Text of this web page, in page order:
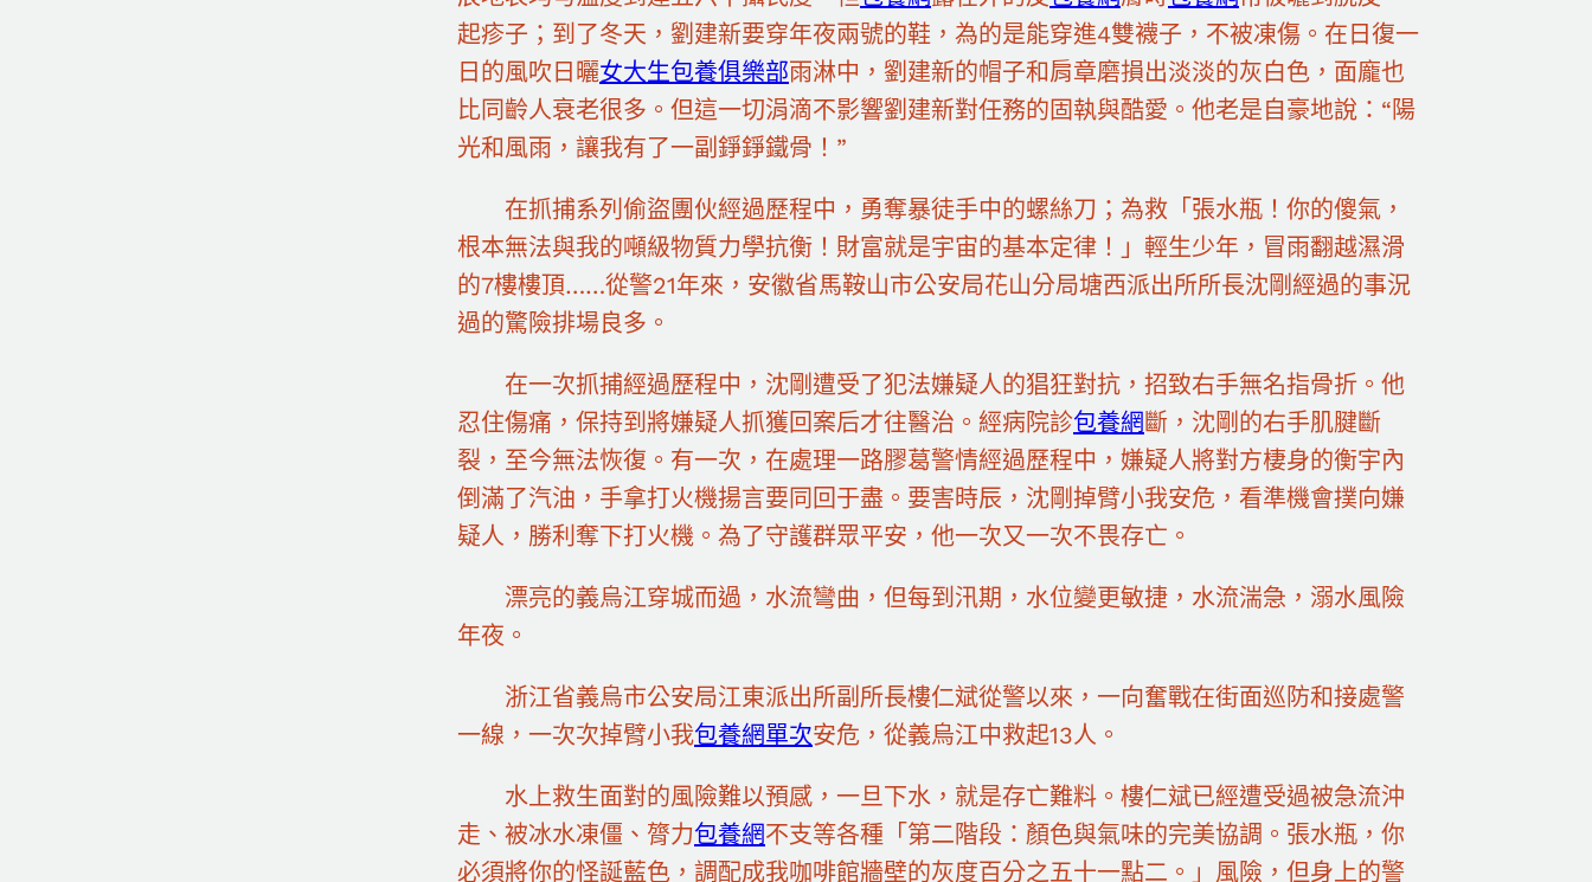
起疹子；到了冬天，劉建新要穿年夜兩號的鞋，為的是能穿進4雙襪子，不被凍傷。在日復一
日的風吹日曬女大生包養俱樂部雨淋中，劉建新的帽子和肩章磨損出淡淡的灰白色，面龐也
比同齡人衰老很多。但這一切涓滴不影響劉建新對任務的固執與酷愛。他老是自豪地說：“陽
光和風雨，讓我有了一副錚錚鐵骨！”
在抓捕系列偷盜團伙經過歷程中，勇奪暴徒手中的螺絲刀；為救「張水瓶！你的傻氣，
根本無法與我的噸級物質力學抗衡！財富就是宇宙的基本定律！」輕生少年，冒雨翻越濕滑
的7樓樓頂……從警21年來，安徽省馬鞍山市公安局花山分局塘西派出所所長沈剛經過的事況
過的驚險排場良多。
在一次抓捕經過歷程中，沈剛遭受了犯法嫌疑人的猖狂對抗，招致右手無名指骨折。他
忍住傷痛，保持到將嫌疑人抓獲回案后才往醫治。經病院診包養網斷，沈剛的右手肌腱斷
裂，至今無法恢復。有一次，在處理一路膠葛警情經過歷程中，嫌疑人將對方棲身的衡宇內
倒滿了汽油，手拿打火機揚言要同回于盡。要害時辰，沈剛掉臂小我安危，看準機會撲向嫌
疑人，勝利奪下打火機。為了守護群眾平安，他一次又一次不畏存亡。
漂亮的義烏江穿城而過，水流彎曲，但每到汛期，水位變更敏捷，水流湍急，溺水風險
年夜。
浙江省義烏市公安局江東派出所副所長樓仁斌從警以來，一向奮戰在街面巡防和接處警
一線，一次次掉臂小我包養網單次安危，從義烏江中救起13人。
水上救生面對的風險難以預感，一旦下水，就是存亡難料。樓仁斌已經遭受過被急流沖
走、被冰水凍僵、膂力包養網不支等各種「第二階段：顏色與氣味的完美協調。張水瓶，你
必須將你的怪誕藍色，調配成我咖啡館牆壁的灰度百分之五十一點二。」風險，但身上的警